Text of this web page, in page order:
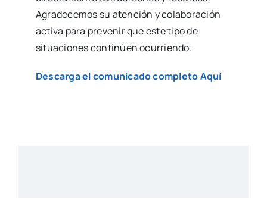
Agradecemos su atención y colaboración
activa para prevenir que este tipo de
situaciones continúen ocurriendo.
Descarga el comunicado completo Aquí